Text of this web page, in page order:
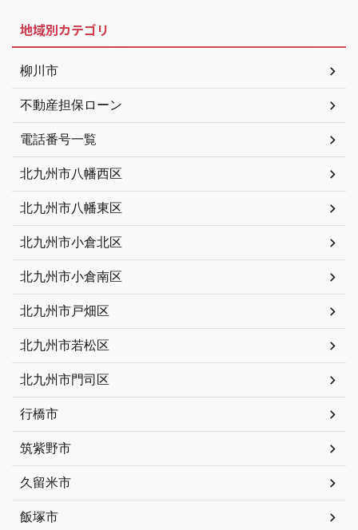
地域別カテゴリ
柳川市
不動産担保ローン
電話番号一覧
北九州市八幡西区
北九州市八幡東区
北九州市小倉北区
北九州市小倉南区
北九州市戸畑区
北九州市若松区
北九州市門司区
行橋市
筑紫野市
久留米市
飯塚市